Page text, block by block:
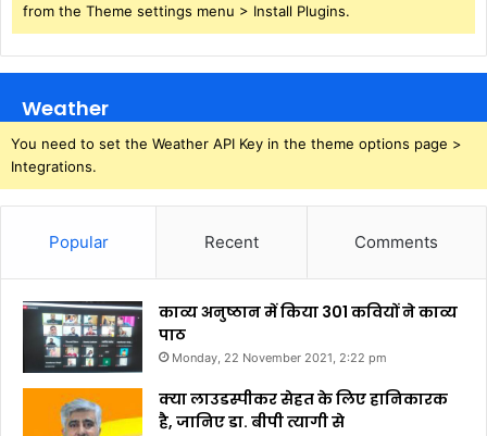
from the Theme settings menu > Install Plugins.
Weather
You need to set the Weather API Key in the theme options page >
Integrations.
Popular Recent Comments
काव्य अनुष्ठान में किया 301 कवियों ने काव्य
पाठ
Monday, 22 November 2021, 2:22 pm
क्या लाउडस्पीकर सेहत के लिए हानिकारक
है, जानिए डा. बीपी त्यागी से